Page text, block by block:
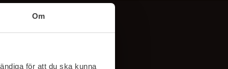
Om
för att du ska kunna
Følg oss